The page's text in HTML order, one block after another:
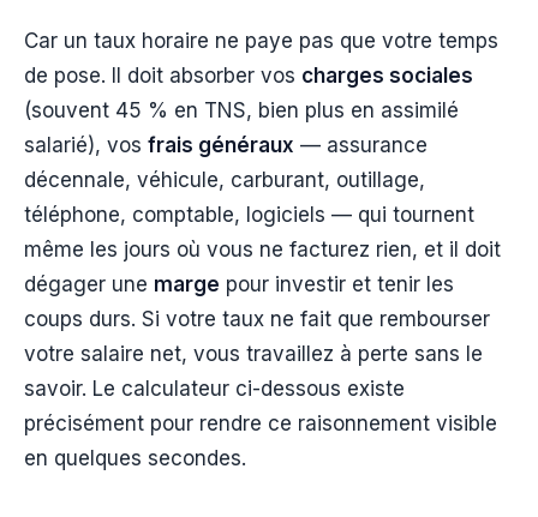
Car un taux horaire ne paye pas que votre temps
de pose. Il doit absorber vos charges sociales
(souvent 45 % en TNS, bien plus en assimilé
salarié), vos frais généraux — assurance
décennale, véhicule, carburant, outillage,
téléphone, comptable, logiciels — qui tournent
même les jours où vous ne facturez rien, et il doit
dégager une marge pour investir et tenir les
coups durs. Si votre taux ne fait que rembourser
votre salaire net, vous travaillez à perte sans le
savoir. Le calculateur ci-dessous existe
précisément pour rendre ce raisonnement visible
en quelques secondes.